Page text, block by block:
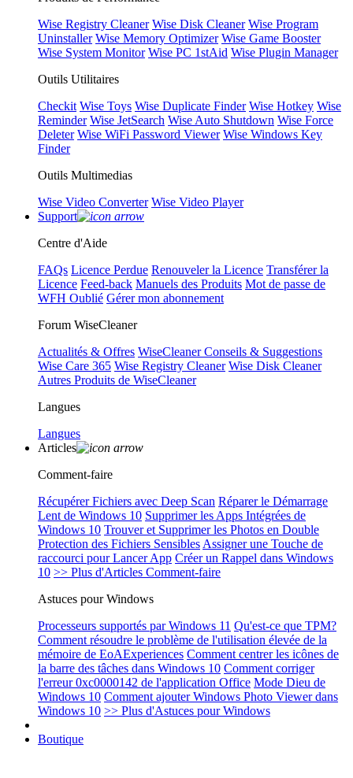
Wise Registry Cleaner Wise Disk Cleaner Wise Program
Uninstaller Wise Memory Optimizer Wise Game Booster
Wise System Monitor Wise PC 1stAid Wise Plugin Manager
Outils Utilitaires
Checkit Wise Toys Wise Duplicate Finder Wise Hotkey Wise
Reminder Wise JetSearch Wise Auto Shutdown Wise Force
Deleter Wise WiFi Password Viewer Wise Windows Key
Finder
Outils Multimedias
Wise Video Converter Wise Video Player
Support
Centre d'Aide
FAQs Licence Perdue Renouveler la Licence Transférer la
Licence Feed-back Manuels des Produits Mot de passe de
WFH Oublié Gérer mon abonnement
Forum WiseCleaner
Actualités & Offres WiseCleaner Conseils & Suggestions
Wise Care 365 Wise Registry Cleaner Wise Disk Cleaner
Autres Produits de WiseCleaner
Langues
Langues
Articles
Comment-faire
Récupérer Fichiers avec Deep Scan Réparer le Démarrage
Lent de Windows 10 Supprimer les Apps Intégrées de
Windows 10 Trouver et Supprimer les Photos en Double
Protection des Fichiers Sensibles Assigner une Touche de
raccourci pour Lancer App Créer un Rappel dans Windows
10 >> Plus d'Articles Comment-faire
Astuces pour Windows
Processeurs supportés par Windows 11 Qu'est-ce que TPM?
Comment résoudre le problème de l'utilisation élevée de la
mémoire de EoAExperiences Comment centrer les icônes de
la barre des tâches dans Windows 10 Comment corriger
l'erreur 0xc0000142 de l'application Office Mode Dieu de
Windows 10 Comment ajouter Windows Photo Viewer dans
Windows 10 >> Plus d'Astuces pour Windows
Boutique